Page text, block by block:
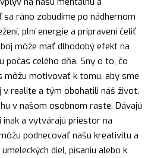
sa ráno zobudíme po nádhernom
plní energie a pripravení čeliť
môže mať dlhodobý efekt na
počas celého dňa. Sny o to, čo
môžu motivovať k tomu, aby sme
v realite a tým obohatili náš život.
v našom osobnom raste. Dávajú
a vytvárajú priestor na
podnecovať našu kreativitu a
diel, písaniu alebo k